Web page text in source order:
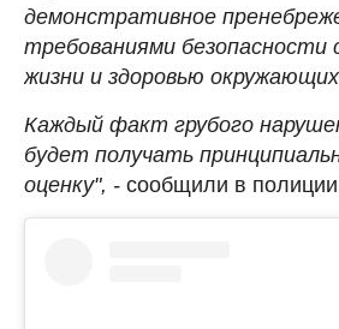
демонстративное
требованиями безопасности
жизни и здоровью
Каждый факт грубого
будет получать
оценку", - сообщили в